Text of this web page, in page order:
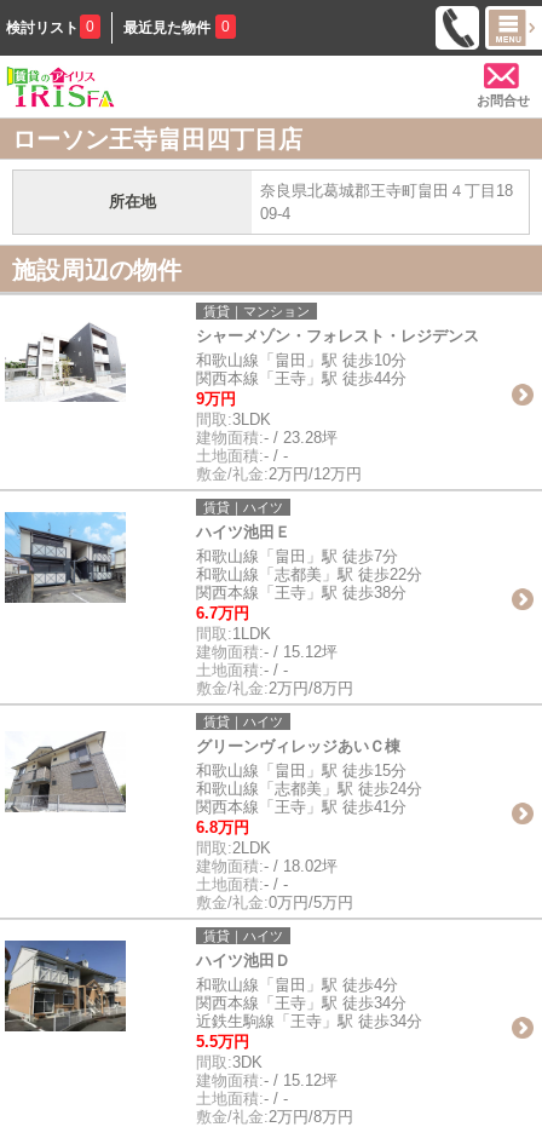
検討リスト 0 最近見た物件 0
お問合せ
ローソン王寺畠田四丁目店
所在地
奈良県北葛城郡王寺町畠田４丁目18
09-4
施設周辺の物件
賃貸｜マンション
シャーメゾン・フォレスト・レジデンス
和歌山線「畠田」駅 徒歩10分
関西本線「王寺」駅 徒歩44分
9万円
間取:3LDK
建物面積:- / 23.28坪
土地面積:- / -
敷金/礼金:2万円/12万円
賃貸｜ハイツ
ハイツ池田Ｅ
和歌山線「畠田」駅 徒歩7分
和歌山線「志都美」駅 徒歩22分
関西本線「王寺」駅 徒歩38分
6.7万円
間取:1LDK
建物面積:- / 15.12坪
土地面積:- / -
敷金/礼金:2万円/8万円
賃貸｜ハイツ
グリーンヴィレッジあいＣ棟
和歌山線「畠田」駅 徒歩15分
和歌山線「志都美」駅 徒歩24分
関西本線「王寺」駅 徒歩41分
6.8万円
間取:2LDK
建物面積:- / 18.02坪
土地面積:- / -
敷金/礼金:0万円/5万円
賃貸｜ハイツ
ハイツ池田Ｄ
和歌山線「畠田」駅 徒歩4分
関西本線「王寺」駅 徒歩34分
近鉄生駒線「王寺」駅 徒歩34分
5.5万円
間取:3DK
建物面積:- / 15.12坪
土地面積:- / -
敷金/礼金:2万円/8万円